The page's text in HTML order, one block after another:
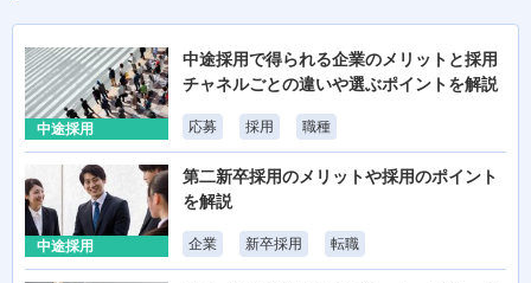
中途採用
中途採用で得られる企業のメリットと採用
チャネルごとの違いや選ぶポイントを解説
応募 採用 職種
中途採用
第二新卒採用のメリットや採用のポイント
を解説
企業 新卒採用 転職